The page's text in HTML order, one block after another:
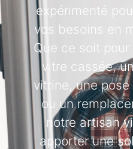
expérimenté
vos besoins en
Que ce soit pour
vitre cassée,
vitrine, une
ou un
notre artisan
apporter une